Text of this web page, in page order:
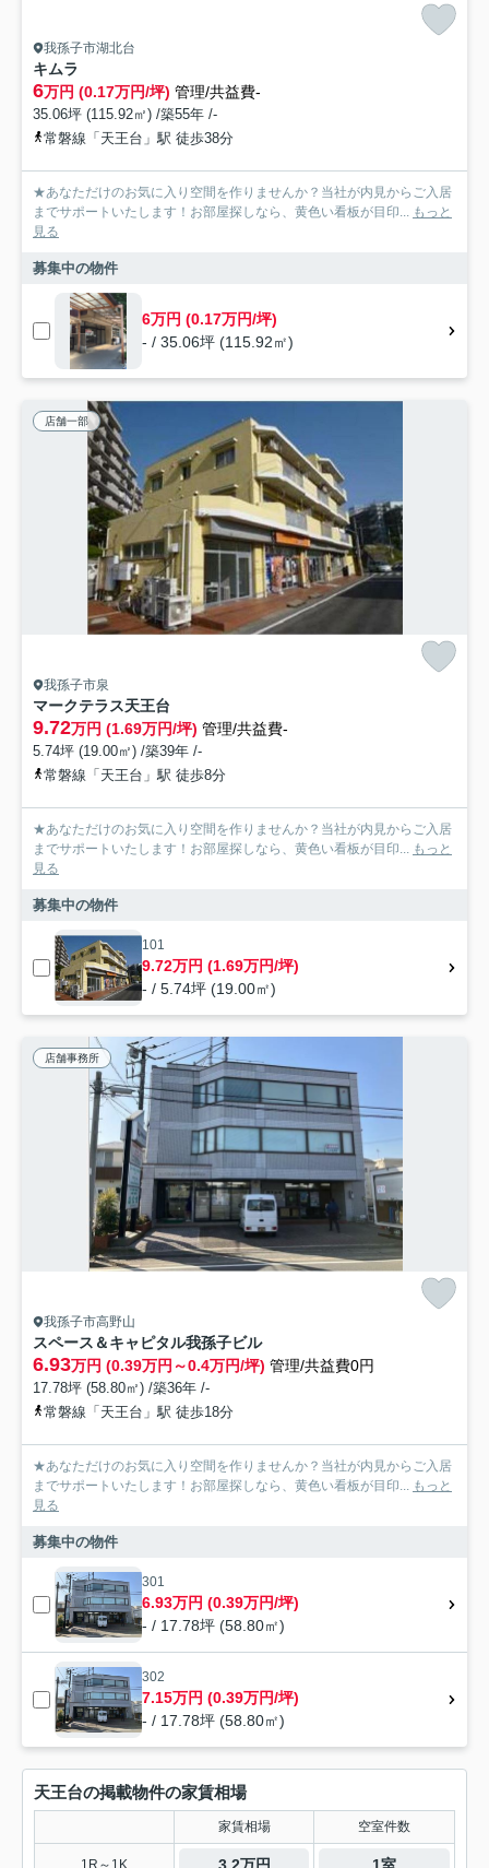
我孫子市湖北台
キムラ
6万円 (0.17万円/坪) 管理/共益費-
35.06坪 (115.92㎡) /築55年 /-
常磐線「天王台」駅 徒歩38分
★あなただけのお気に入り空間を作りませんか？当社が内見からご入居
までサポートいたします！お部屋探しなら、黄色い看板が目印... もっと
見る
募集中の物件
6万円 (0.17万円/坪)
- / 35.06坪 (115.92㎡)
店舗一部
我孫子市泉
マークテラス天王台
9.72万円 (1.69万円/坪) 管理/共益費-
5.74坪 (19.00㎡) /築39年 /-
常磐線「天王台」駅 徒歩8分
★あなただけのお気に入り空間を作りませんか？当社が内見からご入居
までサポートいたします！お部屋探しなら、黄色い看板が目印... もっと
見る
募集中の物件
101
9.72万円 (1.69万円/坪)
- / 5.74坪 (19.00㎡)
店舗事務所
我孫子市高野山
スペース＆キャピタル我孫子ビル
6.93万円 (0.39万円～0.4万円/坪) 管理/共益費0円
17.78坪 (58.80㎡) /築36年 /-
常磐線「天王台」駅 徒歩18分
★あなただけのお気に入り空間を作りませんか？当社が内見からご入居
までサポートいたします！お部屋探しなら、黄色い看板が目印... もっと
見る
募集中の物件
301
6.93万円 (0.39万円/坪)
- / 17.78坪 (58.80㎡)
302
7.15万円 (0.39万円/坪)
- / 17.78坪 (58.80㎡)
天王台の掲載物件の家賃相場
家賃相場 空室件数